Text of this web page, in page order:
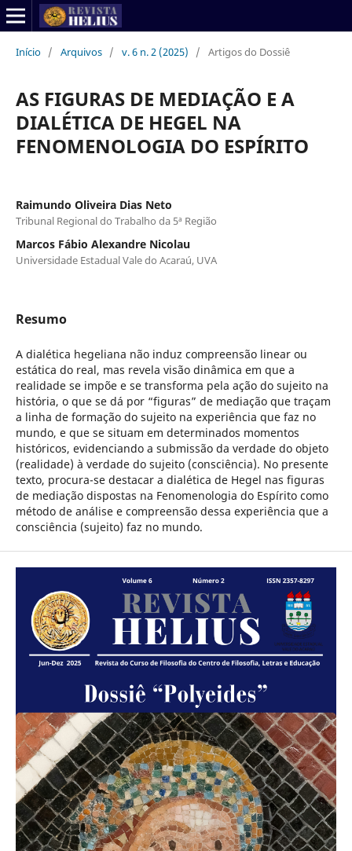
Início / Arquivos / v. 6 n. 2 (2025) / Artigos do Dossiê
AS FIGURAS DE MEDIAÇÃO E A
DIALÉTICA DE HEGEL NA
FENOMENOLOGIA DO ESPÍRITO
Raimundo Oliveira Dias Neto
Tribunal Regional do Trabalho da 5ª Região
Marcos Fábio Alexandre Nicolau
Universidade Estadual Vale do Acaraú, UVA
Resumo
A dialética hegeliana não induz compreensão linear ou
estática do real, mas revela visão dinâmica em que a
realidade se impõe e se transforma pela ação do sujeito na
história, o que se dá por “figuras” de mediação que traçam
a linha de formação do sujeito na experiência que faz no
mundo, e que se situam em determinados momentos
históricos, evidenciando a submissão da verdade do objeto
(realidade) à verdade do sujeito (consciência). No presente
texto, procura-se destacar a dialética de Hegel nas figuras
de mediação dispostas na Fenomenologia do Espírito como
método de análise e compreensão dessa experiência que a
consciência (sujeito) faz no mundo.